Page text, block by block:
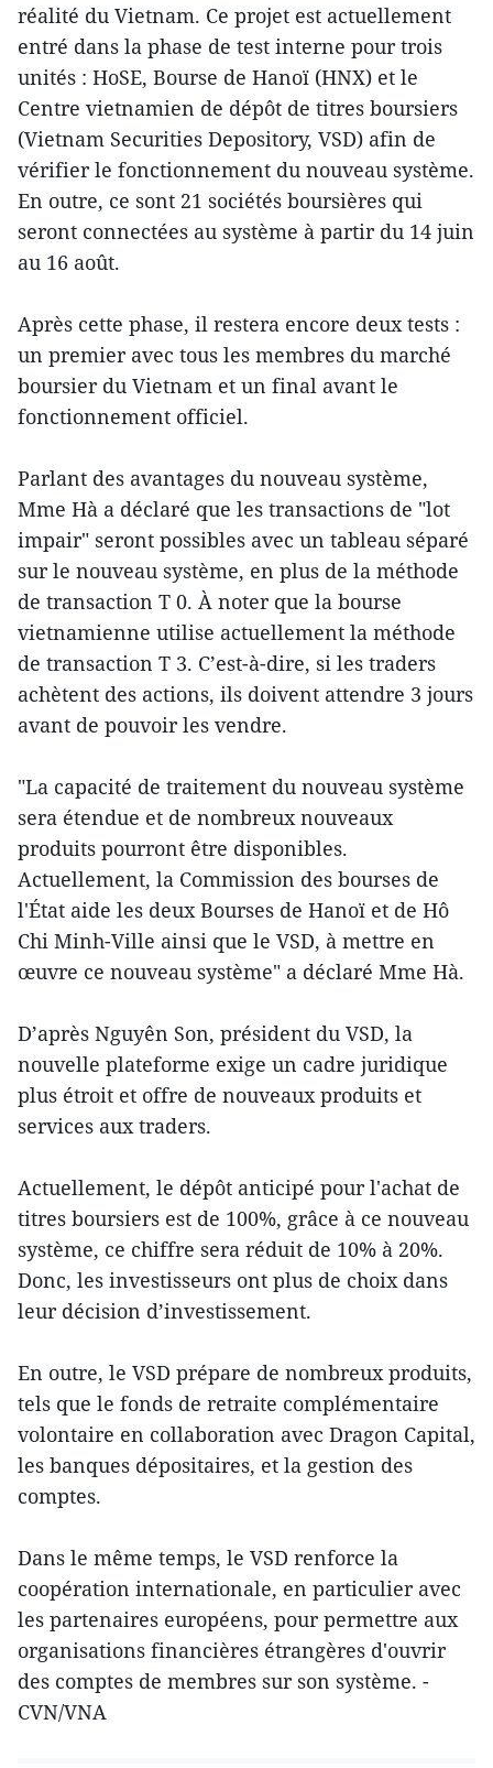
réalité du Vietnam. Ce projet est actuellement
entré dans la phase de test interne pour trois
unités : HoSE, Bourse de Hanoï (HNX) et le
Centre vietnamien de dépôt de titres boursiers
(Vietnam Securities Depository, VSD) afin de
vérifier le fonctionnement du nouveau système.
En outre, ce sont 21 sociétés boursières qui
seront connectées au système à partir du 14 juin
au 16 août.
Après cette phase, il restera encore deux tests :
un premier avec tous les membres du marché
boursier du Vietnam et un final avant le
fonctionnement officiel.
Parlant des avantages du nouveau système,
Mme Hà a déclaré que les transactions de "lot
impair" seront possibles avec un tableau séparé
sur le nouveau système, en plus de la méthode
de transaction T 0. À noter que la bourse
vietnamienne utilise actuellement la méthode
de transaction T 3. C’est-à-dire, si les traders
achètent des actions, ils doivent attendre 3 jours
avant de pouvoir les vendre.
"La capacité de traitement du nouveau système
sera étendue et de nombreux nouveaux
produits pourront être disponibles.
Actuellement, la Commission des bourses de
l'État aide les deux Bourses de Hanoï et de Hô
Chi Minh-Ville ainsi que le VSD, à mettre en
œuvre ce nouveau système" a déclaré Mme Hà.
D’après Nguyên Son, président du VSD, la
nouvelle plateforme exige un cadre juridique
plus étroit et offre de nouveaux produits et
services aux traders.
Actuellement, le dépôt anticipé pour l'achat de
titres boursiers est de 100%, grâce à ce nouveau
système, ce chiffre sera réduit de 10% à 20%.
Donc, les investisseurs ont plus de choix dans
leur décision d’investissement.
En outre, le VSD prépare de nombreux produits,
tels que le fonds de retraite complémentaire
volontaire en collaboration avec Dragon Capital,
les banques dépositaires, et la gestion des
comptes.
Dans le même temps, le VSD renforce la
coopération internationale, en particulier avec
les partenaires européens, pour permettre aux
organisations financières étrangères d'ouvrir
des comptes de membres sur son système. -
CVN/VNA